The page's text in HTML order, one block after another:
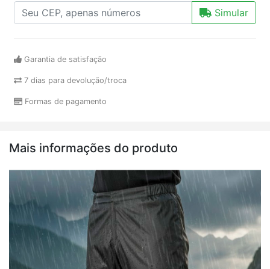
Simular
Garantia de satisfação
7 dias para devolução/troca
Formas de pagamento
Mais informações do produto